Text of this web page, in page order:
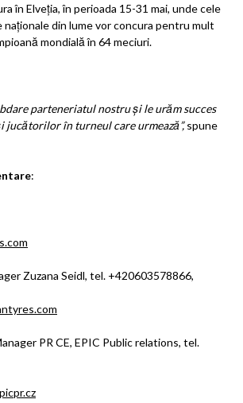
în Elveția, în perioada 15-31 mai, unde cele
naționale din lume vor concura pentru mult
mondială în 64 meciuri.
parteneriatul nostru și le urăm succes
în turneul care urmează”,spune
:
Zuzana Seidl, tel. +420603578866,
PR CE, EPIC Public relations, tel.